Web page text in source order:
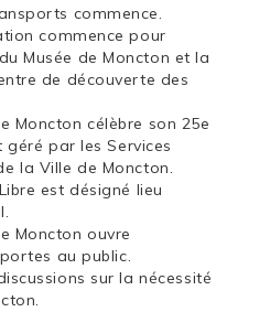
commence.
commence pour
Musée de Moncton et la
de découverte des
Moncton célèbre son 25e
par les Services
la Ville de Moncton.
est désigné lieu
Moncton ouvre
au public.
sur la nécessité